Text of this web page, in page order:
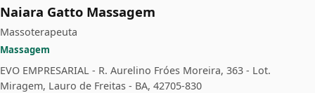
Naiara Gatto Massagem
Massoterapeuta
Massagem
EVO EMPRESARIAL - R. Aurelino Fróes Moreira, 363 - Lot.
Miragem, Lauro de Freitas - BA, 42705-830